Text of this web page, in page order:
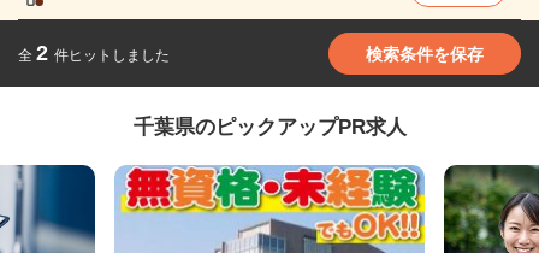
全 2 件ヒットしました 検索条件を保存
千葉県のピックアップPR求人